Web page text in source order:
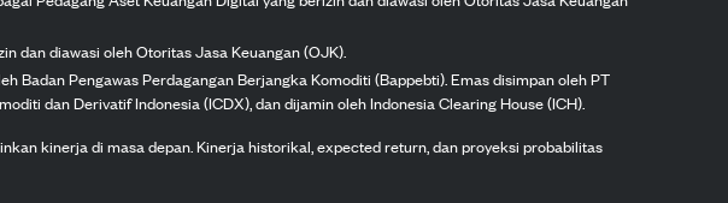
dan diawasi oleh Otoritas Jasa Keuangan (OJK).
Badan Pengawas Perdagangan Berjangka Komoditi (Bappebti). Emas disimpan oleh PT
dan Derivatif Indonesia (ICDX), dan dijamin oleh Indonesia Clearing House (ICH).
kinerja di masa depan. Kinerja historikal, expected return, dan proyeksi probabilitas